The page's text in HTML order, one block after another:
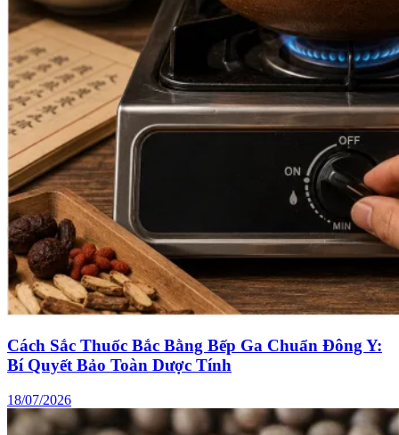
Cách Sắc Thuốc Bắc Bằng Bếp Ga Chuẩn Đông Y:
Bí Quyết Bảo Toàn Dược Tính
18/07/2026